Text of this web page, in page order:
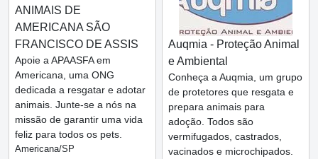
ANIMAIS DE
AMERICANA SÃO
FRANCISCO DE ASSIS
Apoie a APAASFA em
Americana, uma ONG
dedicada a resgatar e adotar
animais. Junte-se a nós na
missão de garantir uma vida
feliz para todos os pets.
Americana/SP
Auqmia - Proteção Animal
e Ambiental
Conheça a Auqmia, um grupo
de protetores que resgata e
prepara animais para
adoção. Todos são
vermifugados, castrados,
vacinados e microchipados.